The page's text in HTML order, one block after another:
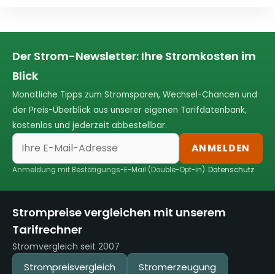
Der Strom-Newsletter: Ihre Stromkosten im
Blick
Monatliche Tipps zum Stromsparen, Wechsel-Chancen und
der Preis-Überblick aus unserer eigenen Tarifdatenbank,
kostenlos und jederzeit abbestellbar.
ANMELDEN
Anmeldung mit Bestätigungs-E-Mail (Double-Opt-in).Datenschutz
Strompreise vergleichen mit unserem
Tarifrechner
Stromvergleich seit 2007
Strompreisvergleich Stromerzeugung